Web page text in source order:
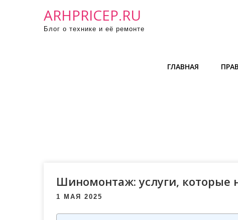
ARHPRICEP.RU
Блог о технике и её ремонте
ГЛАВНАЯ
Шиномонтаж: услуги,
1 МАЯ 2025